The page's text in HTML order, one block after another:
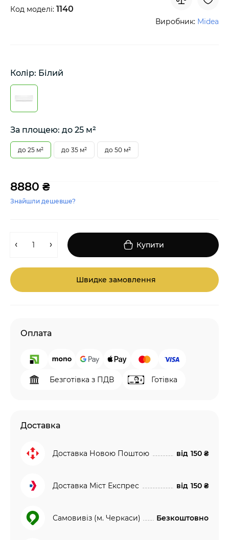
Код моделі: 1140
Виробник: Midea
Колір: Білий
За площею: до 25 м²
до 25 м² до 35 м² до 50 м²
8880 ₴
Знайшли дешевше?
Купити
Швидке замовлення
Оплата
Безготівка з ПДВ Готівка
Доставка
Доставка Новою Поштою від 150 ₴
Доставка Міст Експрес від 150 ₴
Самовивіз (м. Черкаси) Безкоштовно